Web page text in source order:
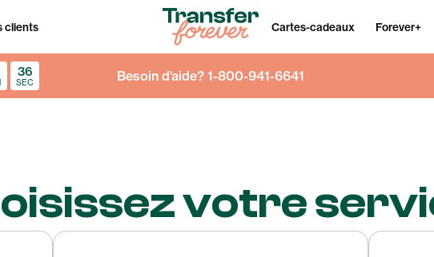
clients Cartes-cadeaux Forever+
36
SEC Besoin d’aide? 1-800-941-6641
votre